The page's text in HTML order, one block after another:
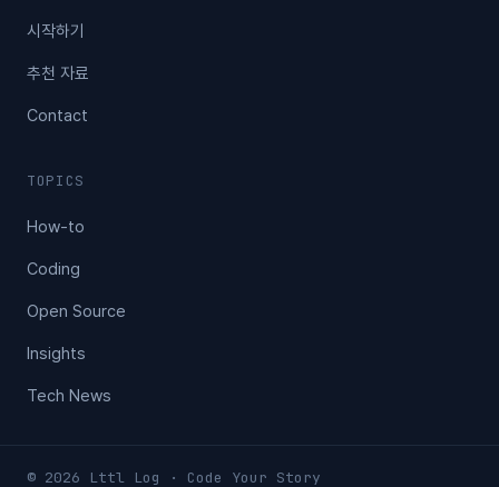
시작하기
추천 자료
Contact
TOPICS
How-to
Coding
Open Source
Insights
Tech News
© 2026 Lttl Log · Code Your Story